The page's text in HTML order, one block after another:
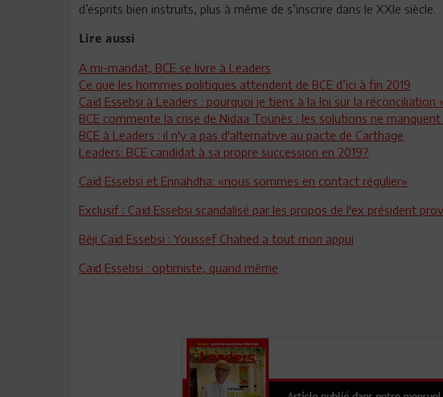
d’esprits bien instruits, plus à même de s’inscrire dans le XXIe siècle.
Lire aussi
A mi-mandat, BCE se livre à Leaders
Ce que les hommes politiques attendent de BCE d’ici à fin 2019
Caïd Essebsi à Leaders : pourquoi je tiens à la loi sur la réconciliation
BCE commente la crise de Nidaa Tounès : les solutions ne manquent
BCE à Leaders : il n'y a pas d'alternative au pacte de Carthage
Leaders: BCE candidat à sa propre succession en 2019?
Caïd Essebsi et Ennahdha: «nous sommes en contact régulier»
Exclusif : Caïd Essebsi scandalisé par les propos de l'ex président
Béji Caïd Essebsi : Youssef Chahed a tout mon appui
Caïd Essebsi : optimiste, quand même